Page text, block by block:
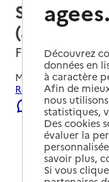
Service
(aide) –
Feurs, LOIRE
Mis à jour le23/07/
Rechercher les
Signaler une
Découvrez
données en
à caractère
Afin de
nous
statistiques,
Des cookies
évaluer la
savoir plus,
Si vous